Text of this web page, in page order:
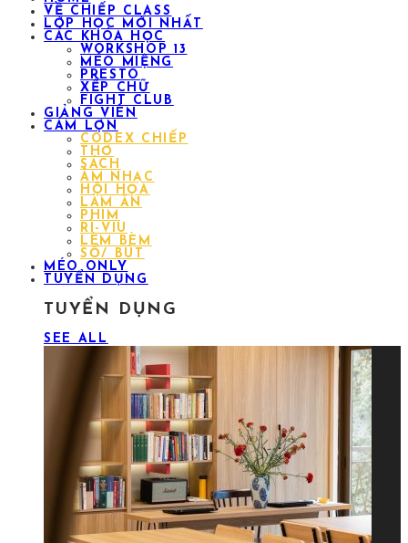
VỀ CHIẾP CLASS
LỚP HỌC MỚI NHẤT
CÁC KHÓA HỌC
WORKSHOP 13
MÉO MIỆNG
PRESTO
XẾP CHỮ
FIGHT CLUB
GIẢNG VIÊN
CÁM LỢN
CODEX CHIẾP
THƠ
SÁCH
ÂM NHẠC
HỘI HỌA
LÀM ĂN
PHIM
RÌ-VIU
LÈM BÈM
SỔ/ BÚT
MÉO ONLY
TUYỂN DỤNG
TUYỂN DỤNG
SEE ALL